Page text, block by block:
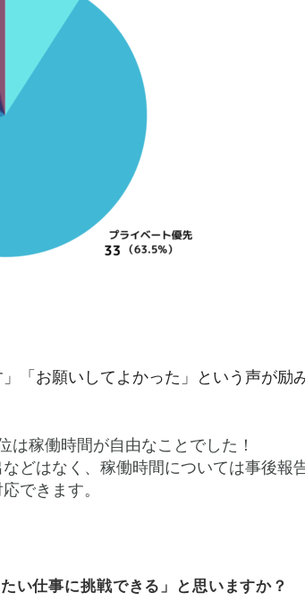
「お願いしてよかった」という声が励
稼働時間が自由なことでした！
どはなく、稼働時間については事後報
できます。
い仕事に挑戦できる」と思いますか？